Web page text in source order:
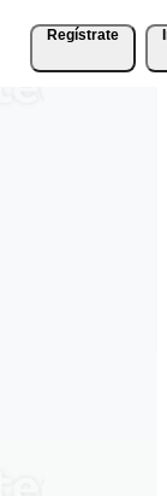
Regístrate